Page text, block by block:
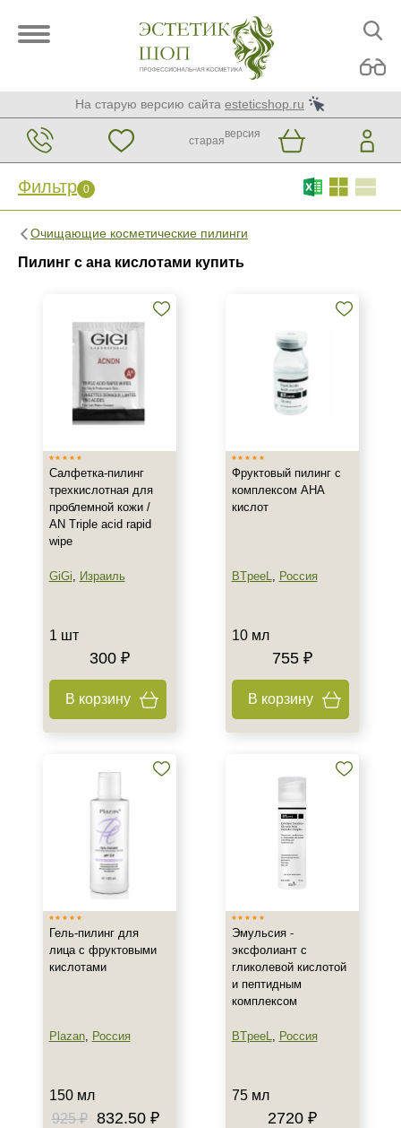
На старую версию сайта esteticshop.ru
старая
версия
Фильтр 0
Очищающие косметические пилинги
Пилинг с ана кислотами купить
Фильтр 0
Израиль
Россия
Тип товара
Гель
Набор
Пилинг
Тип пилинга
Молочный
Класс косметики
Восстановление
Осветление
Очищение
Гиперпигментация
Гладкость
Салфетка-пилинг
трехкислотная для
проблемной кожи /
AN Triple acid rapid
wipe
GiGi, Израиль
1 шт
300 ₽
В корзину
Фруктовый пилинг с
комплексом AHA
кислот
BTpeeL, Россия
10 мл
755 ₽
В корзину
Гель-пилинг для
лица с фруктовыми
кислотами
Plazan, Россия
150 мл
925 ₽
832.50 ₽
Эмульсия -
эксфолиант с
гликолевой кислотой
и пептидным
комплексом
BTpeeL, Россия
75 мл
2720 ₽